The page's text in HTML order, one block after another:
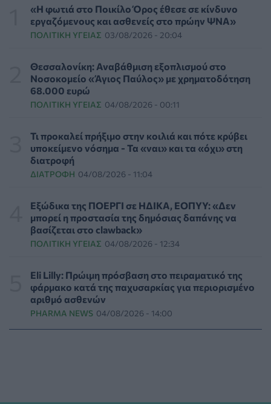
γυναίκες με αναπηρία
ΨΥΧΙΚΉ ΥΓΕΊΑ 06/08/2026 - 15:21
στους ανθρώπους - Τι έδειξε έρευνα
ΥΓΕΊΑ 06/08/2026 - 15:00
Θεσσαλονίκη: Νέοι ψεκασμοί κατά των κουνουπιών
Αυγούστου
ΠΟΛΙΤΙΚΉ ΥΓΕΊΑΣ 06/08/2026 - 14:41
ΕΔΟΕΑΠ: Συστάσεις για τις επερχόμενες ζέστες -
ΥΓΕΊΑ 06/08/2026 - 14:17
Skin dysmorphia: Όταν η εμμονή με το «τέλειο» δέρμα
αποτελεί πρόβλημα ψυχικής υγείας
Ευρεία σύσκεψη στον ΕΟΦ για την ομαλή λειτουργία
της εφοδιαστικής αλυσίδας φαρμάκων
PHARMA POLICY 06/08/2026 - 13:54
«Η φωτιά στο Ποικίλο Όρος έθεσε σε κίνδυνο
εργαζόμενους και ασθενείς στο πρώην ΨΝΑ»
ΠΟΛΙΤΙΚΉ ΥΓΕΊΑΣ 03/08/2026 - 20:04
Θεσσαλονίκη: Αναβάθμιση εξοπλισμού στο
Νοσοκομείο «Άγιος Παύλος» με χρηματοδότηση
68.000 ευρώ
ΠΟΛΙΤΙΚΉ ΥΓΕΊΑΣ 04/08/2026 - 00:11
Τι προκαλεί πρήξιμο στην κοιλιά και πότε κρύβει
υποκείμενο νόσημα - Τα «ναι» και τα «όχι» στη
διατροφή
ΔΙΑΤΡΟΦΉ 04/08/2026 - 11:04
Εξώδικα της ΠΟΕΡΓΙ σε ΗΔΙΚΑ, ΕΟΠΥΥ: «Δεν
μπορεί η προστασία της δημόσιας δαπάνης να
βασίζεται στο clawback»
ΠΟΛΙΤΙΚΉ ΥΓΕΊΑΣ 04/08/2026 - 12:34
Eli Lilly: Πρώιμη πρόσβαση στο πειραματικό της
φάρμακο κατά της παχυσαρκίας για περιορισμένο
αριθμό ασθενών
PHARMA NEWS 04/08/2026 - 14:00